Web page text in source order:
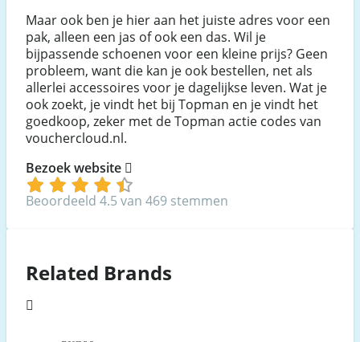
Maar ook ben je hier aan het juiste adres voor een
pak, alleen een jas of ook een das. Wil je
bijpassende schoenen voor een kleine prijs? Geen
probleem, want die kan je ook bestellen, net als
allerlei accessoires voor je dagelijkse leven. Wat je
ook zoekt, je vindt het bij Topman en je vindt het
goedkoop, zeker met de Topman actie codes van
vouchercloud.nl.
Bezoek website
Beoordeeld 4.5 van 469 stemmen
Related Brands